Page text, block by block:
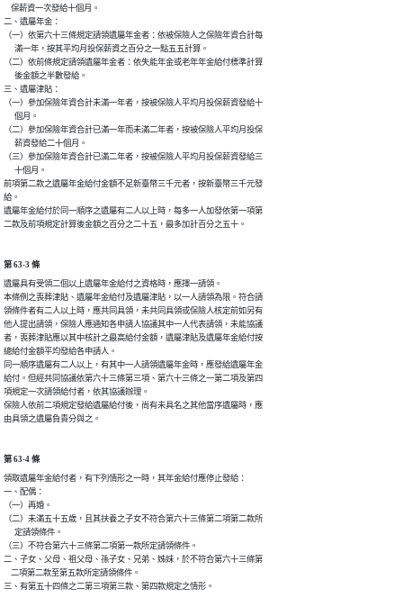
    保薪資一次發給十個月。
二、遺屬年金：
（一）依第六十三條規定請領遺屬年金者：依被保險人之保險年資合計每
      滿一年，按其平均月投保薪資之百分之一點五五計算。
（二）依前條規定請領遺屬年金者：依失能年金或老年年金給付標準計算
      後金額之半數發給。
三、遺屬津貼：
（一）參加保險年資合計未滿一年者，按被保險人平均月投保薪資發給十
      個月。
（二）參加保險年資合計已滿一年而未滿二年者，按被保險人平均月投保
      薪資發給二十個月。
（三）參加保險年資合計已滿二年者，按被保險人平均月投保薪資發給三
      十個月。
前項第二款之遺屬年金給付金額不足新臺幣三千元者，按新臺幣三千元發
給。
遺屬年金給付於同一順序之遺屬有二人以上時，每多一人加發依第一項第
二款及前項規定計算後金額之百分之二十五，最多加計百分之五十。
第 63-3 條
遺屬具有受領二個以上遺屬年金給付之資格時，應擇一請領。
本條例之喪葬津貼、遺屬年金給付及遺屬津貼，以一人請領為限。符合請
領條件者有二人以上時，應共同具領，未共同具領或保險人核定前如另有
他人提出請領，保險人應通知各申請人協議其中一人代表請領，未能協議
者，喪葬津貼應以其中核計之最高給付金額，遺屬津貼及遺屬年金給付按
總給付金額平均發給各申請人。
同一順序遺屬有二人以上，有其中一人請領遺屬年金時，應發給遺屬年金
給付。但經共同協議依第六十三條第三項、第六十三條之一第二項及第四
項規定一次請領給付者，依其協議辦理。
保險人依前二項規定發給遺屬給付後，尚有未具名之其他當序遺屬時，應
由具領之遺屬負責分與之。
第 63-4 條
領取遺屬年金給付者，有下列情形之一時，其年金給付應停止發給：
一、配偶：
（一）再婚。
（二）未滿五十五歲，且其扶養之子女不符合第六十三條第二項第二款所
      定請領條件。
（三）不符合第六十三條第二項第一款所定請領條件。
二、子女、父母、祖父母、孫子女、兄弟、姊妹，於不符合第六十三條第
    二項第二款至第五款所定請領條件。
三、有第五十四條之二第三項第三款、第四款規定之情形。